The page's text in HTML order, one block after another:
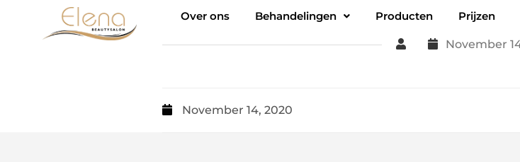
Over ons Behandelingen Producten Prijzen
November
November 14, 2020